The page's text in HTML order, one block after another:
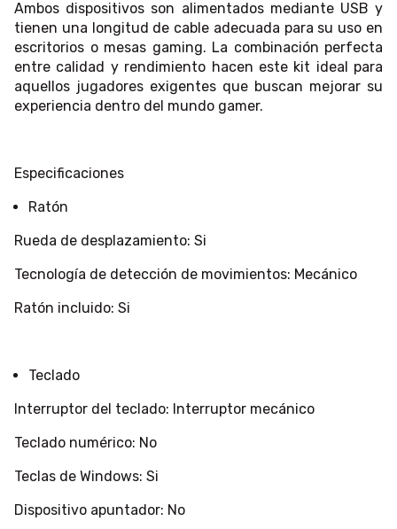
Ambos dispositivos son alimentados mediante USB y
tienen una longitud de cable adecuada para su uso en
escritorios o mesas gaming. La combinación perfecta
entre calidad y rendimiento hacen este kit ideal para
aquellos jugadores exigentes que buscan mejorar su
experiencia dentro del mundo gamer.
Especificaciones
Ratón
Rueda de desplazamiento: Si
Tecnología de detección de movimientos: Mecánico
Ratón incluido: Si
Teclado
Interruptor del teclado: Interruptor mecánico
Teclado numérico: No
Teclas de Windows: Si
Dispositivo apuntador: No